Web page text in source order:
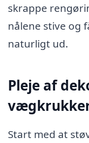
skrappe
nålene stive og
naturligt ud.
Pleje af
Start med at